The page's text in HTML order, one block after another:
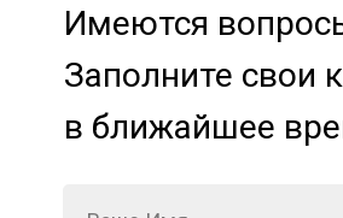
Имеются
Заполните свои
в ближайшее